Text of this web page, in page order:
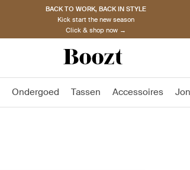
BACK TO WORK, BACK IN STYLE
Kick start the new season
Click & shop now →
Ondergoed Tassen Accessoires